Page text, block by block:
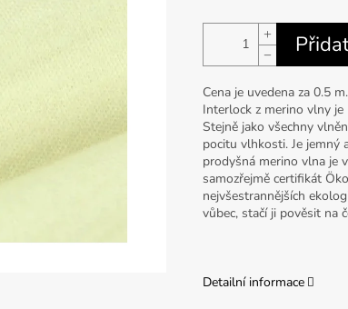
+
−
Cena je uvedena za 0.5 m.
Interlock z merino vlny
Stejně jako všechny
pocitu vlhkosti. Je jemný
prodyšná merino vlna je
samozřejmě certifikát
nejvšestrannějších
vůbec, stačí ji pověsit na
Detailní informace